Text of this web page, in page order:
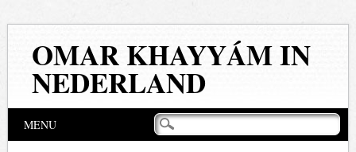
OMAR KHAYYÁM IN
NEDERLAND
Hoofdmenu
MENU